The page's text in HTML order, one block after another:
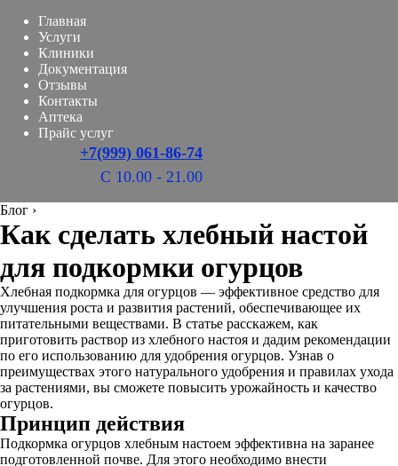
Главная
Услуги
Клиники
Документация
Отзывы
Контакты
Аптека
Прайс услуг
+7(999) 061-86-74
С 10.00 - 21.00
Блог ›
Как сделать хлебный настой
для подкормки огурцов
Хлебная подкормка для огурцов — эффективное средство для
улучшения роста и развития растений, обеспечивающее их
питательными веществами. В статье расскажем, как
приготовить раствор из хлебного настоя и дадим рекомендации
по его использованию для удобрения огурцов. Узнав о
преимуществах этого натурального удобрения и правилах ухода
за растениями, вы сможете повысить урожайность и качество
огурцов.
Принцип действия
Подкормка огурцов хлебным настоем эффективна на заранее
подготовленной почве. Для этого необходимо внести